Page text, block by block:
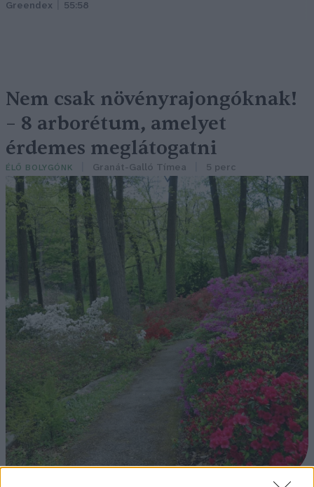
Greendex 55:58
Nem csak növényrajongóknak!
– 8 arborétum, amelyet
érdemes meglátogatni
ÉLŐ BOLYGÓNK Granát-Galló Tímea 5 perc